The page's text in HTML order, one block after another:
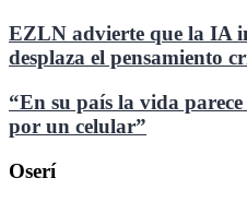
EZLN advierte que la IA
desplaza el pensamiento
“En su país la vida
por un celular”
Oserí